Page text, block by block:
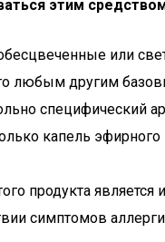
этим
или
любым другим
специфический
капель
продукта
симптомов